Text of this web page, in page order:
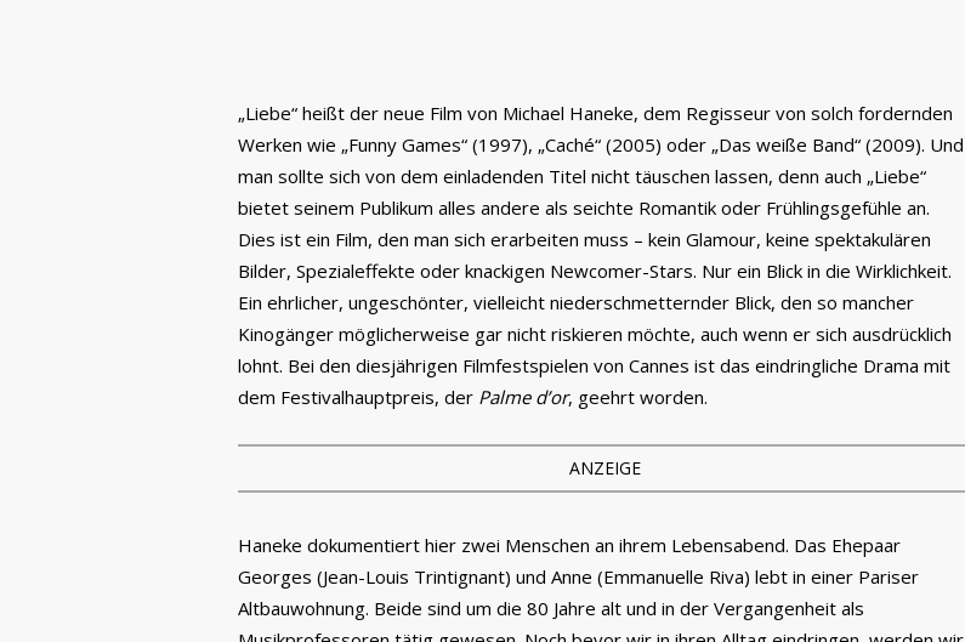
„Liebe“ heißt der neue Film von Michael Haneke, dem Regisseur von solch fordernden
Werken wie „Funny Games“ (1997), „Caché“ (2005) oder „Das weiße Band“ (2009). Und
man sollte sich von dem einladenden Titel nicht täuschen lassen, denn auch „Liebe“
bietet seinem Publikum alles andere als seichte Romantik oder Frühlingsgefühle an.
Dies ist ein Film, den man sich erarbeiten muss – kein Glamour, keine spektakulären
Bilder, Spezialeffekte oder knackigen Newcomer-Stars. Nur ein Blick in die Wirklichkeit.
Ein ehrlicher, ungeschönter, vielleicht niederschmetternder Blick, den so mancher
Kinogänger möglicherweise gar nicht riskieren möchte, auch wenn er sich ausdrücklich
lohnt. Bei den diesjährigen Filmfestspielen von Cannes ist das eindringliche Drama mit
dem Festivalhauptpreis, der Palme d’or, geehrt worden.
ANZEIGE
Haneke dokumentiert hier zwei Menschen an ihrem Lebensabend. Das Ehepaar
Georges (Jean-Louis Trintignant) und Anne (Emmanuelle Riva) lebt in einer Pariser
Altbauwohnung. Beide sind um die 80 Jahre alt und in der Vergangenheit als